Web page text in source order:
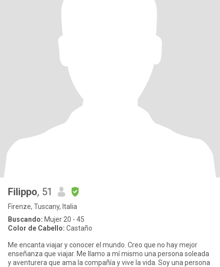
Filippo, 51
Firenze, Tuscany, Italia
Buscando: Mujer 20 - 45
Color de Cabello: Castaño
Me encanta viajar y conocer el mundo. Creo que no hay mejor
enseñanza que viajar. Me llamo a mí mismo una persona soleada
y aventurera que ama la compañía y vive la vida. Soy una persona